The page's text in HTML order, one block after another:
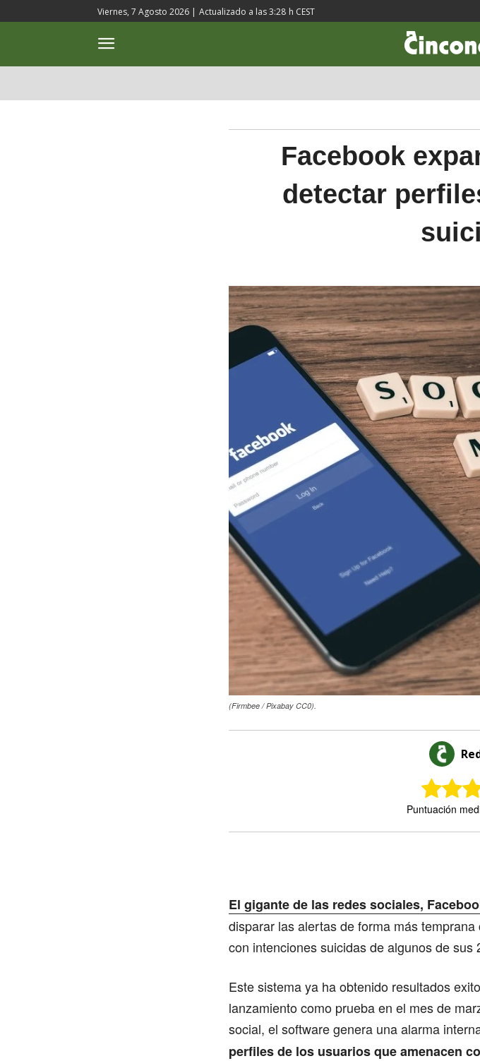
Viernes, 7 Agosto 2026 | Actualizado a las3:28 h CEST
Facebook
detectar
(Firmbee / Pixabay CC0).
Puntuación
El gigante de las redes sociales,
disparar las alertas de forma más
con intenciones suicidas de algunos de sus
Este sistema ya ha obtenido resultados
lanzamiento como prueba en el mes de
social, el software genera una alarma
perfiles de los usuarios que amenacen